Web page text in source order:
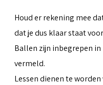
Houd er rekening mee
dat je dus klaar staat
Ballen zijn inbegrepen
vermeld.
Lessen dienen te